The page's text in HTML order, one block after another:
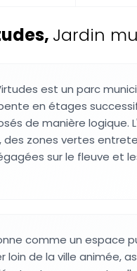
, Jardin
est un parc
en étages
de manière logique.
des zones vertes
sur le fleuve et
comme un espace
loin de la ville animée,